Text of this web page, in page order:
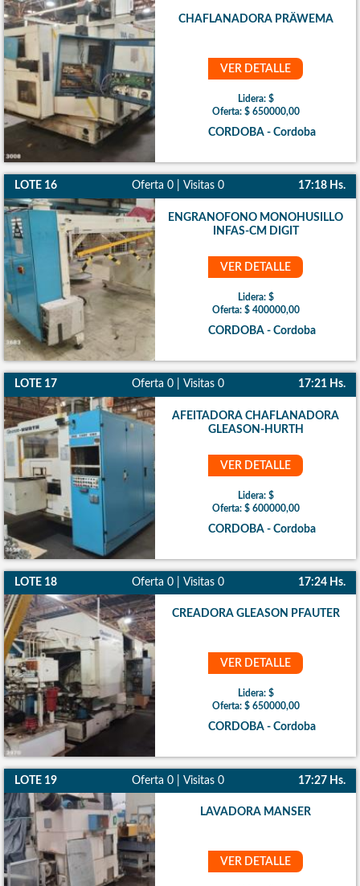
CHAFLANADORA PRÄWEMA
VER DETALLE
Lidera: $
Oferta: $ 650000,00
CORDOBA - Cordoba
LOTE 16 Oferta 0 | Visitas 0 17:18 Hs.
ENGRANOFONO MONOHUSILLO
INFAS-CM DIGIT
VER DETALLE
Lidera: $
Oferta: $ 400000,00
CORDOBA - Cordoba
LOTE 17 Oferta 0 | Visitas 0 17:21 Hs.
AFEITADORA CHAFLANADORA
GLEASON-HURTH
VER DETALLE
Lidera: $
Oferta: $ 600000,00
CORDOBA - Cordoba
LOTE 18 Oferta 0 | Visitas 0 17:24 Hs.
CREADORA GLEASON PFAUTER
VER DETALLE
Lidera: $
Oferta: $ 650000,00
CORDOBA - Cordoba
LOTE 19 Oferta 0 | Visitas 0 17:27 Hs.
LAVADORA MANSER
VER DETALLE